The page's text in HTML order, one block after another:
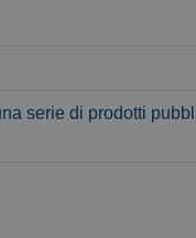
serie di prodotti